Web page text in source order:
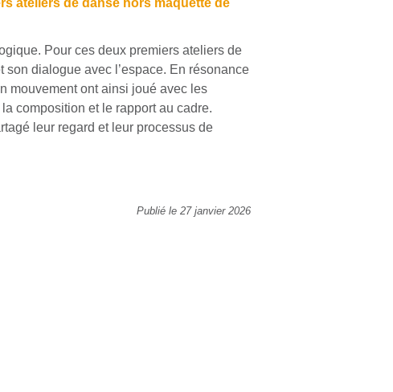
Pour ces deux premiers ateliers de
dialogue avec l’espace. En résonance
mouvement ont ainsi joué avec les
composition et le rapport au cadre.
leur regard et leur processus de
Publié le 27 janvier 2026